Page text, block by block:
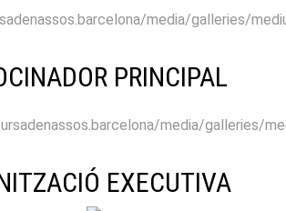
PRINCIPAL
EXECUTIVA